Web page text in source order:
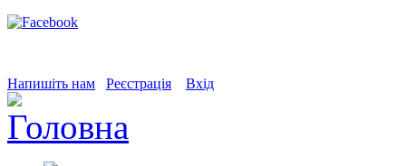
Напишіть нам Реєстрація Вхід